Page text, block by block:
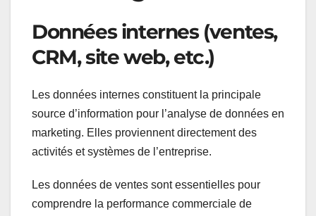
Données internes (ventes,
CRM, site web, etc.)
Les données internes constituent la principale
source d’information pour l’analyse de données en
marketing. Elles proviennent directement des
activités et systèmes de l’entreprise.
Les données de ventes sont essentielles pour
comprendre la performance commerciale de